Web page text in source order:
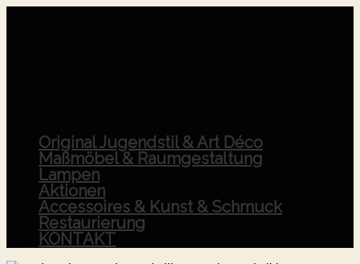
Original Jugendstil & Art Déco
Maßmöbel & Raumgestaltung
Lampen
Aktionen
Accessoires & Kunst & Schmuck
Restaurierung
KONTAKT